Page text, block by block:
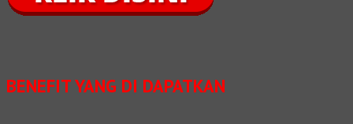
BENEFITYANG DI DAPATKAN